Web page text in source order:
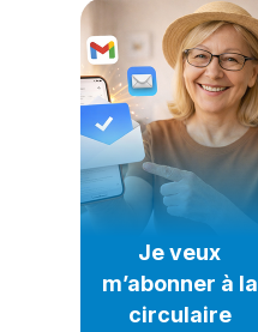
Je veux
m’abonner à la
circulaire